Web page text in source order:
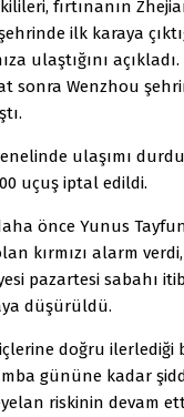
fırtınanın
ilk karaya
ulaştığını
sonra Wenzhou
ulaşımı
uçuş iptal edildi.
önce Yunus
kırmızı alarm
pazartesi sabahı
düşürüldü.
içlerine doğru ilerlediği
gününe kadar
riskinin devam